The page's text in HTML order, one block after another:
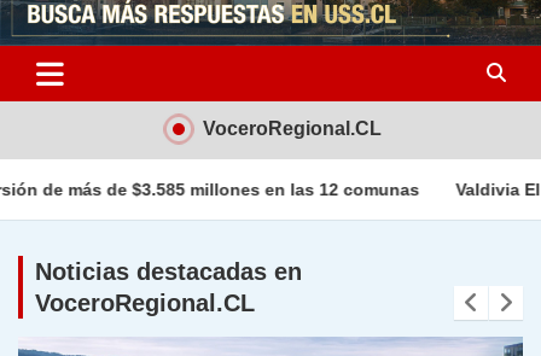
VoceroRegional.CL
millones en las 12 comunas Valdivia Eligió : Dan a
Noticias destacadas en
VoceroRegional.CL